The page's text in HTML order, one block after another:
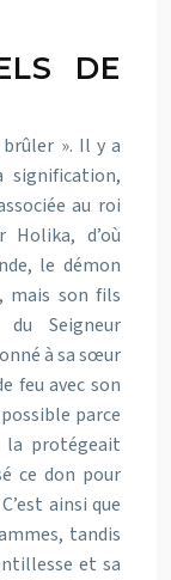
DE
». Il y a
signification,
au roi
Holika, d’où
le démon
mais son fils
Seigneur
à sa sœur
feu avec son
parce
la protégeait
ce don pour
ainsi que
tandis
et sa